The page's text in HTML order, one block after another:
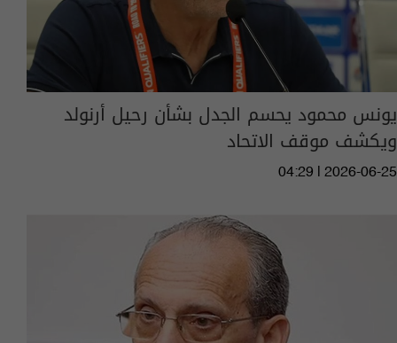
يونس محمود يحسم الجدل بشأن رحيل أرنولد
ويكشف موقف الاتحاد
04:29 | 2026-06-25